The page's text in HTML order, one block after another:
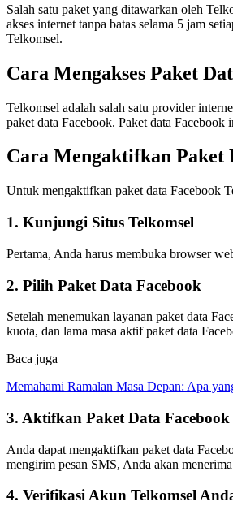
Salah satu paket yang ditawarkan oleh
akses internet tanpa batas selama 5 jam
Telkomsel.
Cara Mengakses Paket
Telkomsel adalah salah satu provider
paket data Facebook. Paket data
Cara Mengaktifkan Paket
Untuk mengaktifkan paket data Facebook
1. Kunjungi Situs Telkomsel
Pertama, Anda harus membuka browser
2. Pilih Paket Data Facebook
Setelah menemukan layanan paket data
kuota, dan lama masa aktif paket data
Baca juga
Memahami Ramalan Masa Depan: Apa
3. Aktifkan Paket Data Facebook
Anda dapat mengaktifkan paket data
mengirim pesan SMS, Anda akan
4. Verifikasi Akun Telkomsel